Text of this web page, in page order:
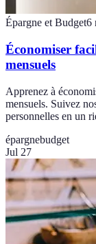
Épargne et Budget6
Économiser
mensuels
Apprenez à
mensuels. Suivez
personnelles en un
épargnebudget
Jul 27